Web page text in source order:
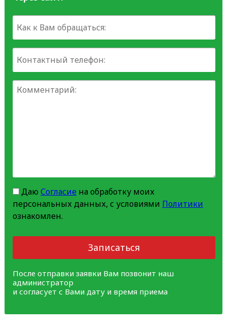
Даю Согласиена обработку моих
персональных данных, с условиями Политики
ознакомлен.
Записаться
После отправки заявки Вам позвонит наш
администратор
и согласует с Вами дату и время приема